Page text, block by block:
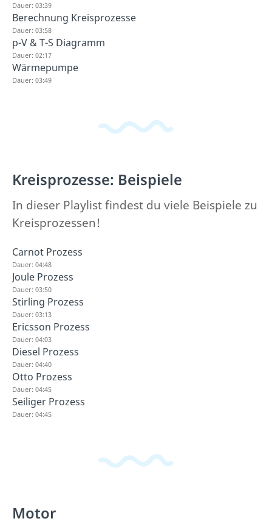
Dauer: 03:39
Berechnung Kreisprozesse
Dauer: 03:58
p-V & T-S Diagramm
Dauer: 02:17
Wärmepumpe
Dauer: 03:49
Kreisprozesse: Beispiele
In dieser Playlist findest du viele Beispiele zu
Kreisprozessen!
Carnot Prozess
Dauer: 04:48
Joule Prozess
Dauer: 03:50
Stirling Prozess
Dauer: 03:13
Ericsson Prozess
Dauer: 04:03
Diesel Prozess
Dauer: 04:40
Otto Prozess
Dauer: 04:45
Seiliger Prozess
Dauer: 04:45
Motor